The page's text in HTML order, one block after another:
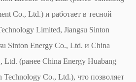
Co., Ltd.) и работает в тесной
Limited, Jiangsu Sinton
Sinton Energy Co., Ltd. и China
Ltd. (ранее China Energy Huabang
Technology Co., Ltd.), что позволяет